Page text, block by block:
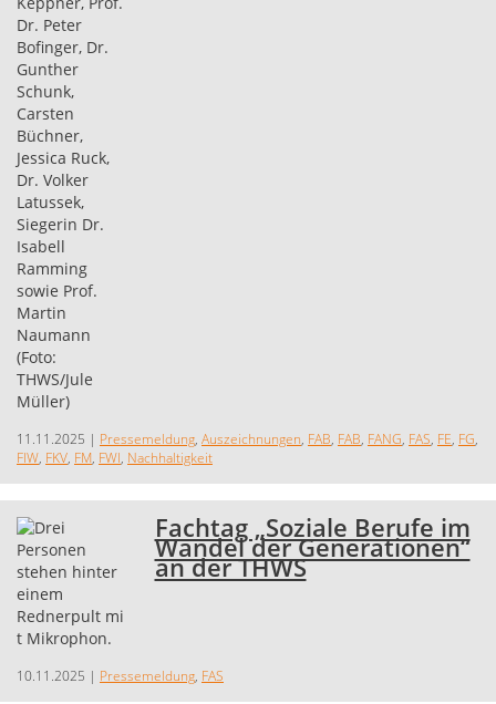
11.11.2025 | Pressemeldung, Auszeichnungen, FAB, FAB, FANG, FAS, FE, FG,
FIW, FKV, FM, FWI, Nachhaltigkeit
Fachtag „Soziale Berufe im
Wandel der Generationen“
an der THWS
10.11.2025 | Pressemeldung, FAS